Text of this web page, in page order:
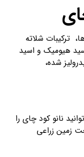
ترکیبات شلاته
هیومیک و اسید
هیدرولیز شده،
نانو کود چای را
مساحت زمین زراعی